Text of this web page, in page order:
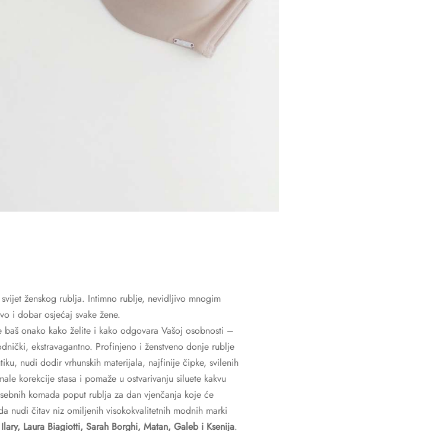
ženskog rublja. Intimno rublje, nevidljivo mnogim
i dobar osjećaj svake žene.
onako kako želite i kako odgovara Vašoj osobnosti –
ekstravagantno. Profinjeno i ženstveno donje rublje
nudi dodir vrhunskih materijala, najfinije čipke, svilenih
korekcije stasa i pomaže u ostvarivanju siluete kakvu
komada poput rublja za dan vjenčanja koje će
nudi čitav niz omiljenih visokokvalitetnih modnih marki
Laura Biagiotti, Sarah Borghi, Matan, Galeb i Ksenija.